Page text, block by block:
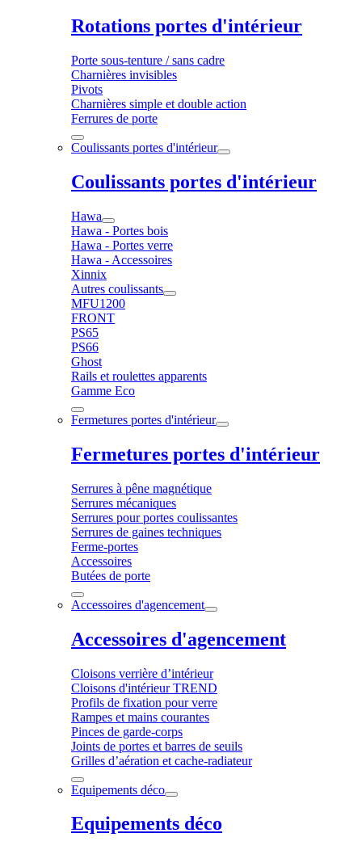
Rotations portes d'intérieur
Porte sous-tenture / sans cadre
Charnières invisibles
Pivots
Charnières simple et double action
Ferrures de porte
Coulissants portes d'intérieur
Coulissants portes d'intérieur
Hawa
Hawa - Portes bois
Hawa - Portes verre
Hawa - Accessoires
Xinnix
Autres coulissants
MFU1200
FRONT
PS65
PS66
Ghost
Rails et roulettes apparents
Gamme Eco
Fermetures portes d'intérieur
Fermetures portes d'intérieur
Serrures à pêne magnétique
Serrures mécaniques
Serrures pour portes coulissantes
Serrures de gaines techniques
Ferme-portes
Accessoires
Butées de porte
Accessoires d'agencement
Accessoires d'agencement
Cloisons verrière d’intérieur
Cloisons d'intérieur TREND
Profils de fixation pour verre
Rampes et mains courantes
Pinces de garde-corps
Joints de portes et barres de seuils
Grilles d’aération et cache-radiateur
Equipements déco
Equipements déco